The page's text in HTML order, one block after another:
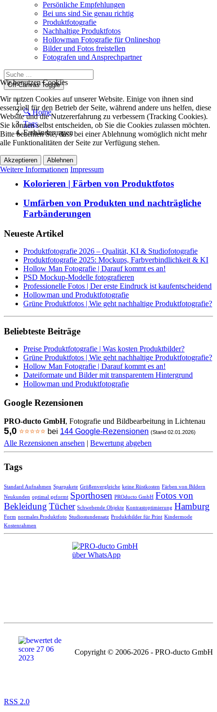
Persönliche Empfehlungen
Bei uns sind Sie genau richtig
Produktfotografie
Nachhaltige Produktfotos
Hollowman Fotografie für Onlineshop
Bilder und Fotos freistellen
Fotografen und Ansprechpartner
Off-Canvas Toggle
🔍 Home
Tags
Farbänderungen
Kolorieren | Färben von Produktfotos
Umfärben von Produkten und nachträgliche
Farbänderungen
Neueste Artikel
Produktfotografie 2026 – Qualität, KI & Studiofotografie
Produktfotografie 2025: Mockups, Farbverbindlichkeit & KI
Hollow Man Fotografie | Darauf kommt es an!
PSD Mockup-Modelle fotografieren
Professionelle Fotos | Der erste Eindruck ist kaufentscheidend
Hollowman und Produktfotografie
Grüne Produktfotos | Wie geht nachhaltige Produktfotografie?
Beliebteste Beiträge
Preise Produktfotografie | Was kosten Produktbilder?
Grüne Produktfotos | Wie geht nachhaltige Produktfotografie?
Hollow Man Fotografie | Darauf kommt es an!
Dateiformate und Bilder mit transparentem Hintergrund
Hollowman und Produktfotografie
Google Rezensionen
PRO-ducto GmbH, Fotografie und Bildbearbeitung in Lichtenau
5,0 ⭐⭐⭐⭐⭐ bei 144 Google-Rezensionen (Stand 02.01.2026)
Alle Rezensionen ansehen | Bewertung abgeben
Tags
Standard Aufnahmen Sparpakete Größenvergleiche keine Rüstkosten Färben von Bildern
Neukunden optimal geformt Sporthosen PROducto GmbH Fotos von
Bekleidung Tücher Schwebende Objekte Kontrastoptimierung Hamburg
Form normales Produktfoto Studiostundensatz Produktbilder für Print Kindermode
Kostenrahmen
Copyright © 2006-2026 - PRO-ducto GmbH
RSS 2.0
Wir benutzen Cookies
Wir nutzen Cookies auf unserer Website. Einige von ihnen sind
essenziell für den Betrieb der Seite, während andere uns helfen, diese
Website und die Nutzererfahrung zu verbessern (Tracking Cookies).
Sie können selbst entscheiden, ob Sie die Cookies zulassen möchten.
Bitte beachten Sie, dass bei einer Ablehnung womöglich nicht mehr
alle Funktionalitäten der Seite zur Verfügung stehen.
Akzeptieren Ablehnen
Weitere Informationen Impressum